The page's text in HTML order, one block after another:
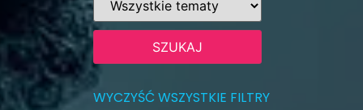
WYCZYŚĆ WSZYSTKIE FILTRY